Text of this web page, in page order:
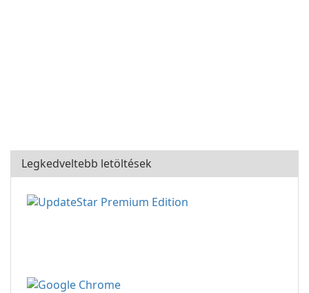
Legkedveltebb letöltések